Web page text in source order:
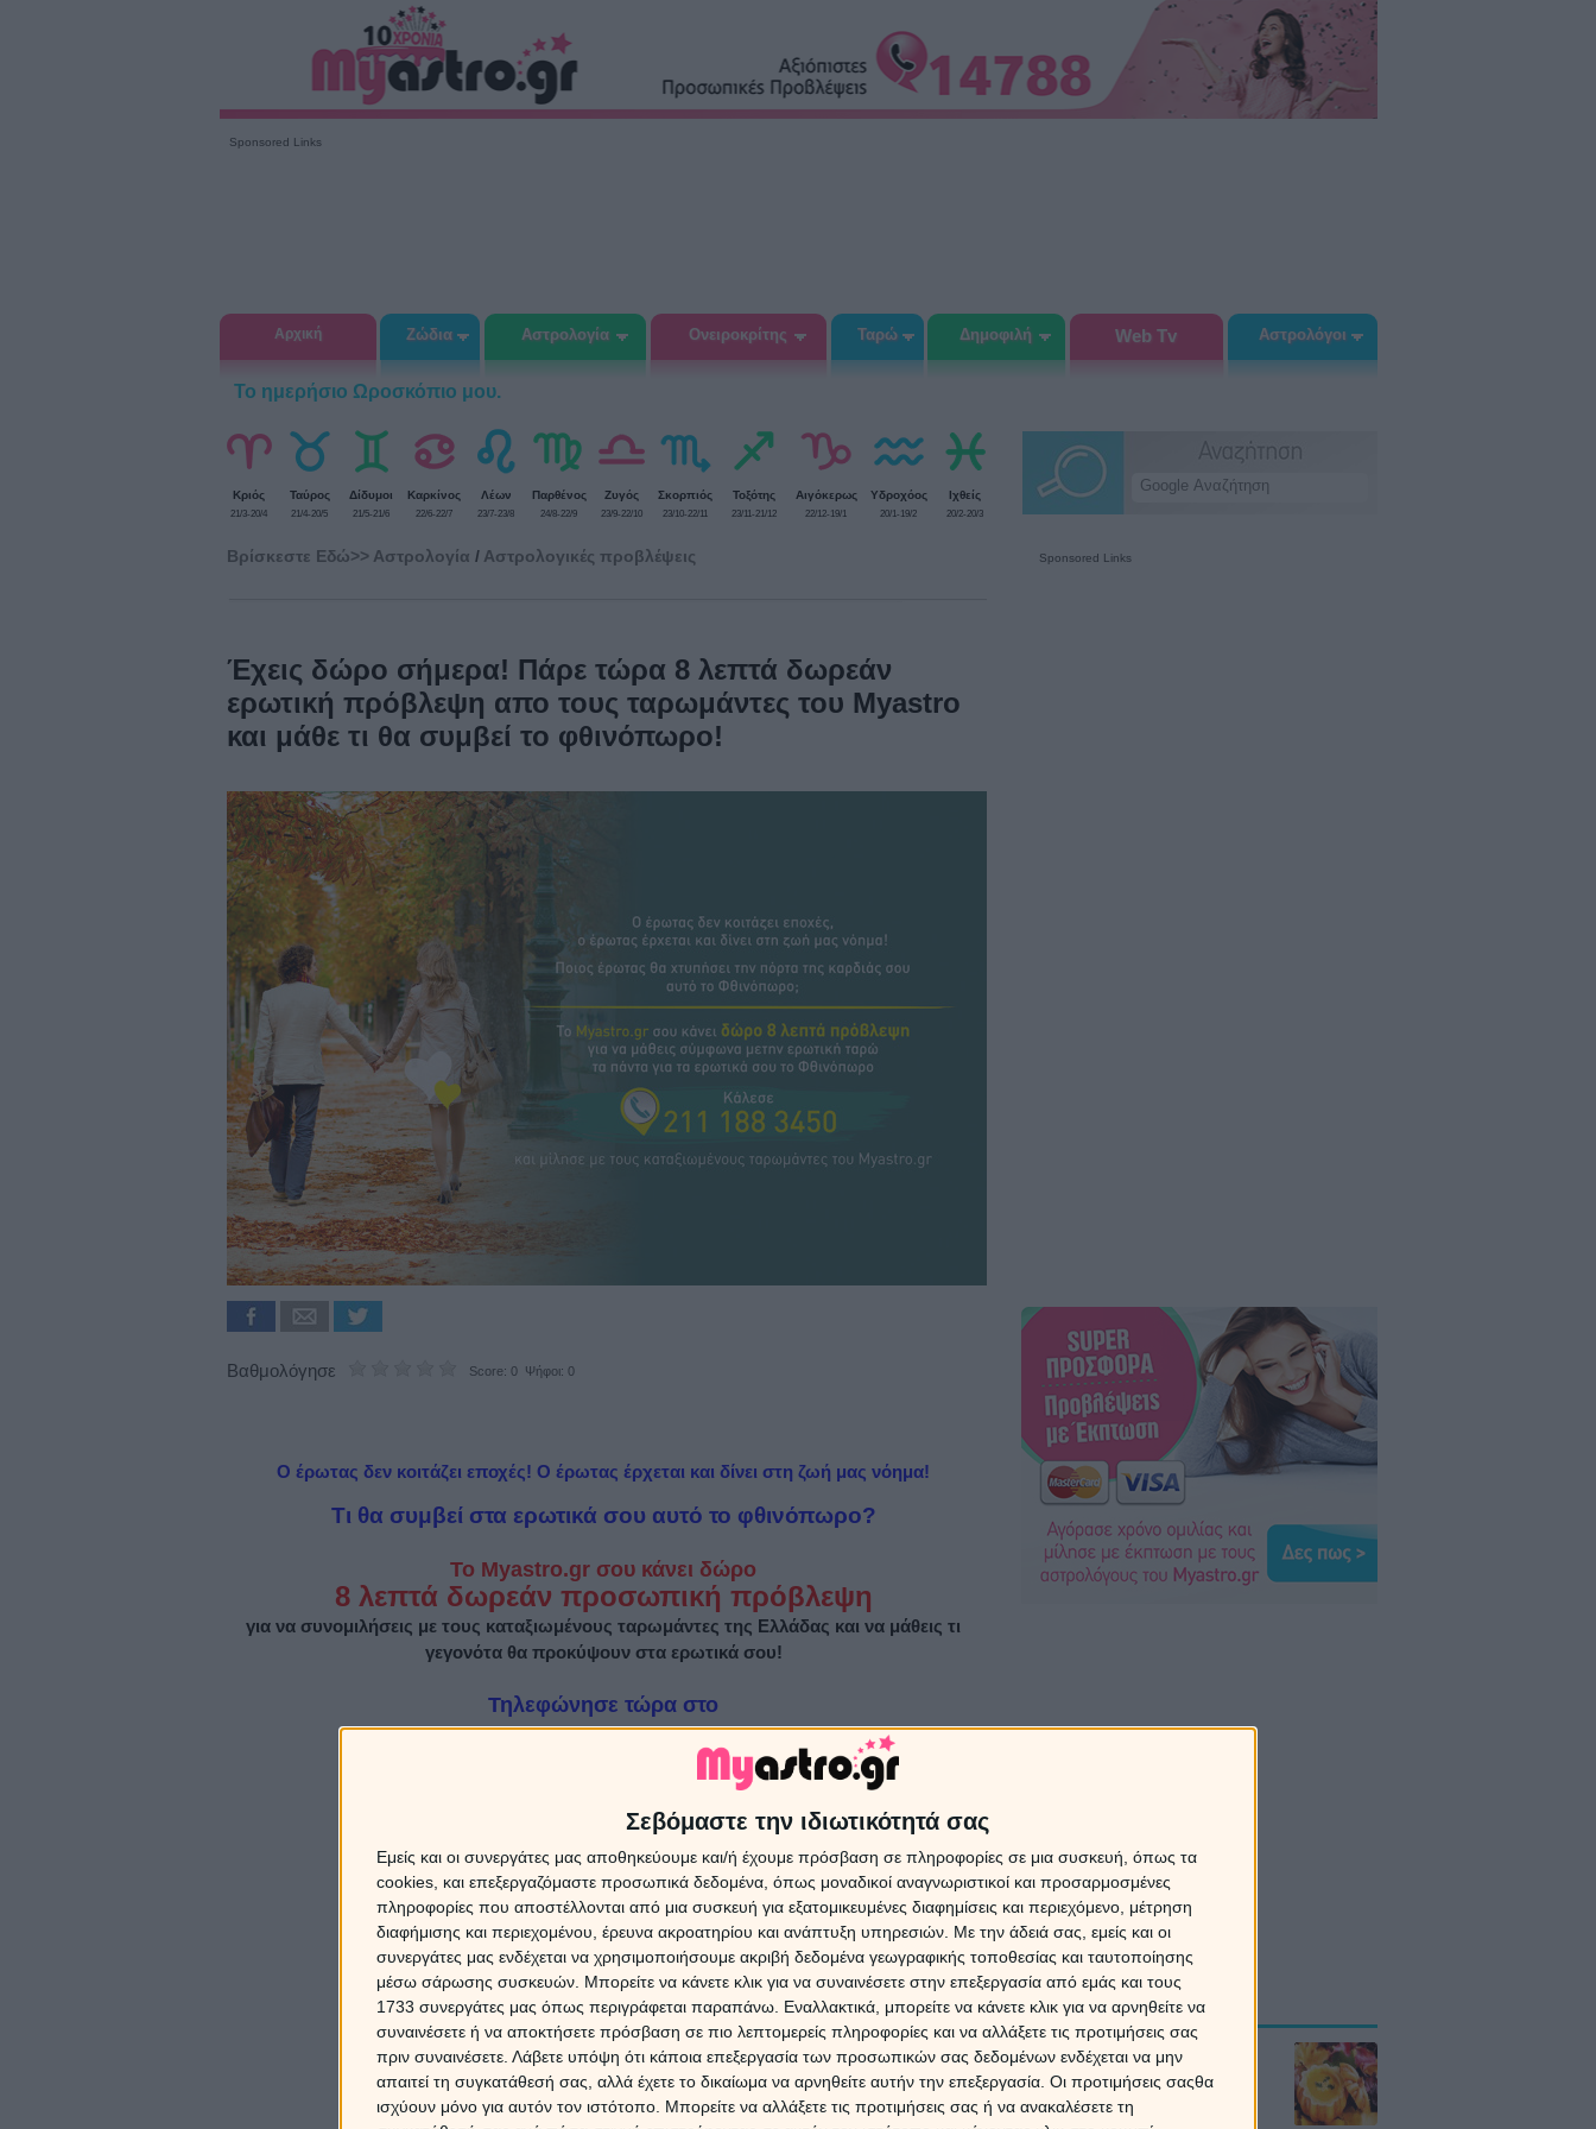
Σεβόμαστε την ιδιωτικότητά σας
Εμείς και οι συνεργάτες μας αποθηκεύουμε και/ή έχουμε πρόσβαση σε πληροφορίες σε μια συσκευή, όπως τα
cookies, και επεξεργαζόμαστε προσωπικά δεδομένα, όπως μοναδικοί αναγνωριστικοί και προσαρμοσμένες
πληροφορίες που αποστέλλονται από μια συσκευή για εξατομικευμένες διαφημίσεις και περιεχόμενο, μέτρηση
διαφήμισης και περιεχομένου, έρευνα ακροατηρίου και ανάπτυξη υπηρεσιών. Με την άδειά σας, εμείς και οι
συνεργάτες μας ενδέχεται να χρησιμοποιήσουμε ακριβή δεδομένα γεωγραφικής τοποθεσίας και ταυτοποίησης
μέσω σάρωσης συσκευών. Μπορείτε να κάνετε κλικ για να συναινέσετε στην επεξεργασία από εμάς και τους
1733 συνεργάτες μας όπως περιγράφεται παραπάνω. Εναλλακτικά, μπορείτε να κάνετε κλικ για να αρνηθείτε να
συναινέσετε ή να αποκτήσετε πρόσβαση σε πιο λεπτομερείς πληροφορίες και να αλλάξετε τις προτιμήσεις σας
πριν συναινέσετε. Λάβετε υπόψη ότι κάποια επεξεργασία των προσωπικών σας δεδομένων ενδέχεται να μην
απαιτεί τη συγκατάθεσή σας, αλλά έχετε το δικαίωμα να αρνηθείτε αυτήν την επεξεργασία. Οι προτιμήσεις σαςθα
ισχύουν μόνο για αυτόν τον ιστότοπο. Μπορείτε να αλλάξετε τις προτιμήσεις σας ή να ανακαλέσετε τη
Sponsored Links
Αρχική Ζώδια Αστρολογία Ονειροκρίτης Ταρώ Δημοφιλή Web Tv Αστρολόγοι
Το ημερήσιο Ωροσκόπιο μου.
Κριός
21/3-20/4
Ταύρος
21/4-20/5
Δίδυμοι
21/5-21/6
Καρκίνος
22/6-22/7
Λέων
23/7-23/8
Παρθένος
24/8-22/9
Ζυγός
23/9-22/10
Σκορπιός
23/10-22/11
Τοξότης
23/11-21/12
Αιγόκερως
22/12-19/1
Υδροχόος
20/1-19/2
Ιχθείς
20/2-20/3
Βρίσκεστε Eδώ>> Αστρολογία / Αστρολογικές προβλέψεις
Έχεις δώρο σήμερα! Πάρε τώρα 8 λεπτά δωρεάν
ερωτική πρόβλεψη απο τους ταρωμάντες του Myastro
και μάθε τι θα συμβεί το φθινόπωρο!
Βαθμολόγησε Score: 0 Ψήφοι: 0
Ο έρωτας δεν κοιτάζει εποχές! Ο έρωτας έρχεται και δίνει στη ζωή μας νόημα!
Τι θα συμβεί στα ερωτικά σου αυτό το φθινόπωρο?
Το Myastro.gr σου κάνει δώρο
8 λεπτά δωρεάν προσωπική πρόβλεψη
για να συνομιλήσεις με τους καταξιωμένους ταρωμάντες της Ελλάδας και να μάθεις τι
γεγονότα θα προκύψουν στα ερωτικά σου!
Τηλεφώνησε τώρα στο
211 188 3450
Μάθε τι θα συμβεί στην ερωτική σου ζωή!
Sponsored Links
Αστρολογικές
Προβλέψεις
Τα ζώδια το Σάββατο
08/08/2026